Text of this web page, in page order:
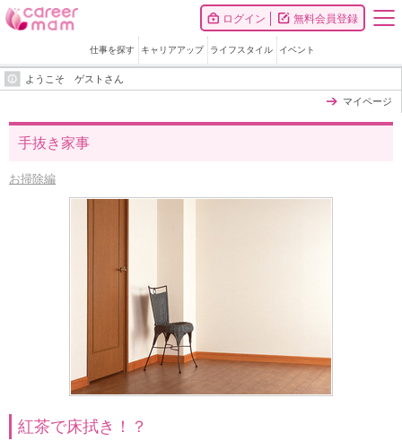
ログイン 無料会員登録
仕事を探す キャリアアップ ライフスタイル イベント
ようこそ ゲストさん
マイページ
手抜き家事
お掃除編
紅茶で床拭き！？